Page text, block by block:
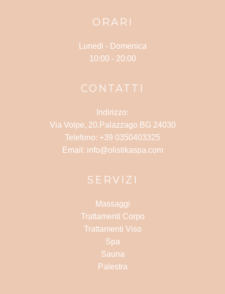
ORARI
Lunedi - Domenica
10:00 - 20:00
CONTATTI
Indirizzo:
Via Volpe, 20.Palazzago BG 24030
Telefono: +39 0350403325
Email: info@olistikaspa.com
SERVIZI
Massaggi
Trattamenti Corpo
Trattamenti Viso
Spa
Sauna
Palestra